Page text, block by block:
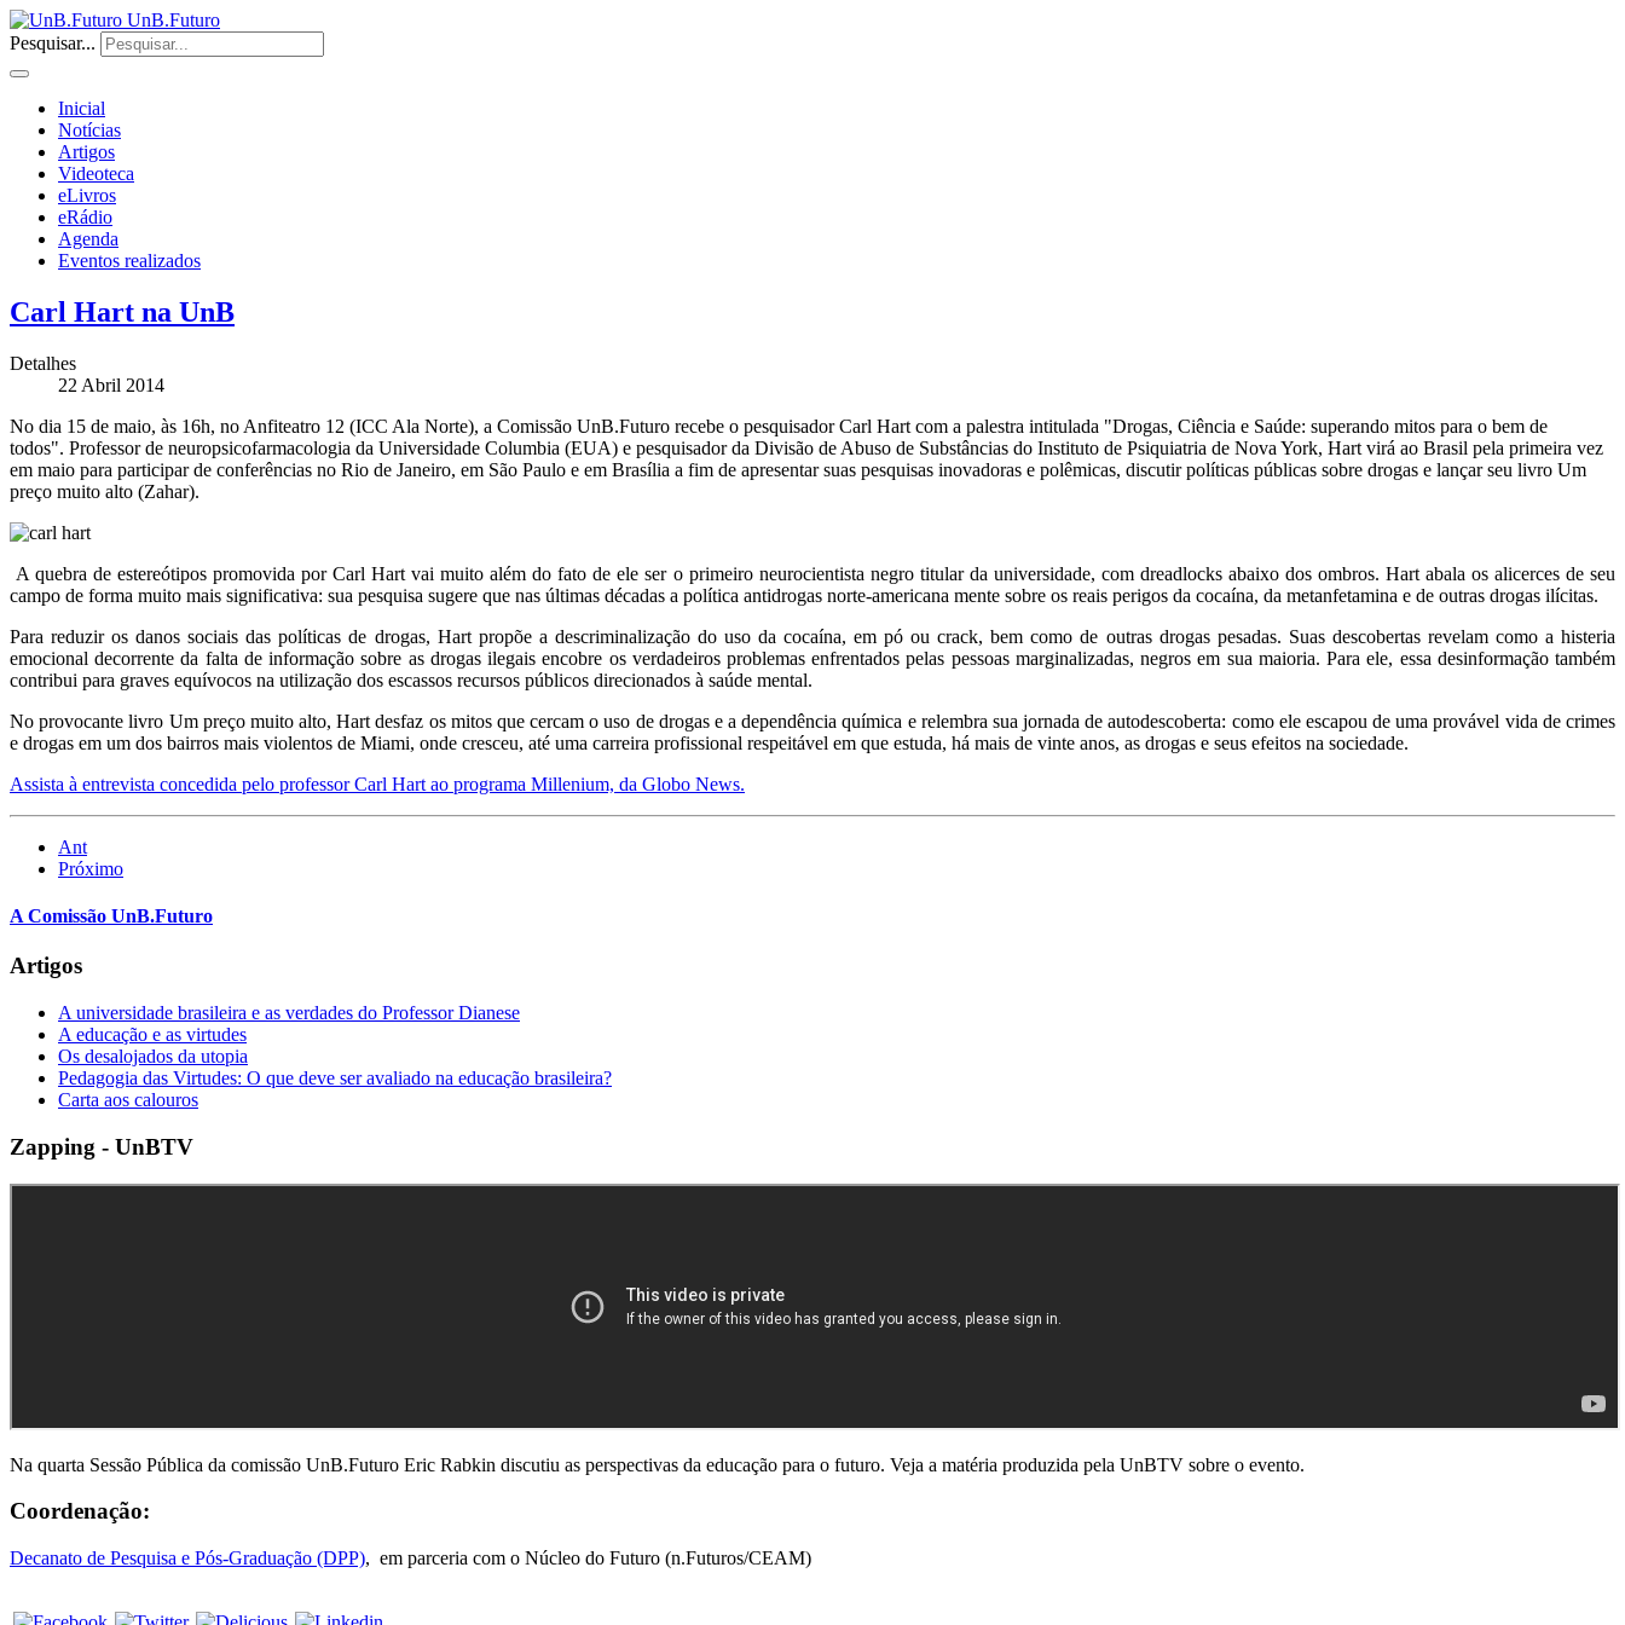
UnB.Futuro
Pesquisar...
Inicial
Notícias
Artigos
Videoteca
eLivros
eRádio
Agenda
Eventos realizados
Carl Hart na UnB
Detalhes
22 Abril 2014
No dia 15 de maio, às 16h, no Anfiteatro 12 (ICC Ala Norte), a Comissão UnB.Futuro recebe o pesquisador Carl Hart com a palestra intitulada "Drogas, Ciência e Saúde: superando mitos para o bem de
todos". Professor de neuropsicofarmacologia da Universidade Columbia (EUA) e pesquisador da Divisão de Abuso de Substâncias do Instituto de Psiquiatria de Nova York, Hart virá ao Brasil pela primeira vez
em maio para participar de conferências no Rio de Janeiro, em São Paulo e em Brasília a fim de apresentar suas pesquisas inovadoras e polêmicas, discutir políticas públicas sobre drogas e lançar seu livro Um
preço muito alto (Zahar).
A quebra de estereótipos promovida por Carl Hart vai muito além do fato de ele ser o primeiro neurocientista negro titular da universidade, com dreadlocks abaixo dos ombros. Hart abala os alicerces de seu
campo de forma muito mais significativa: sua pesquisa sugere que nas últimas décadas a política antidrogas norte-americana mente sobre os reais perigos da cocaína, da metanfetamina e de outras drogas ilícitas.
Para reduzir os danos sociais das políticas de drogas, Hart propõe a descriminalização do uso da cocaína, em pó ou crack, bem como de outras drogas pesadas. Suas descobertas revelam como a histeria
emocional decorrente da falta de informação sobre as drogas ilegais encobre os verdadeiros problemas enfrentados pelas pessoas marginalizadas, negros em sua maioria. Para ele, essa desinformação também
contribui para graves equívocos na utilização dos escassos recursos públicos direcionados à saúde mental.
No provocante livro Um preço muito alto, Hart desfaz os mitos que cercam o uso de drogas e a dependência química e relembra sua jornada de autodescoberta: como ele escapou de uma provável vida de crimes
e drogas em um dos bairros mais violentos de Miami, onde cresceu, até uma carreira profissional respeitável em que estuda, há mais de vinte anos, as drogas e seus efeitos na sociedade.
Assista à entrevista concedida pelo professor Carl Hart ao programa Millenium, da Globo News.
Ant
Próximo
A Comissão UnB.Futuro
Artigos
A universidade brasileira e as verdades do Professor Dianese
A educação e as virtudes
Os desalojados da utopia
Pedagogia das Virtudes: O que deve ser avaliado na educação brasileira?
Carta aos calouros
Zapping - UnBTV
Na quarta Sessão Pública da comissão UnB.Futuro Eric Rabkin discutiu as perspectivas da educação para o futuro. Veja a matéria produzida pela UnBTV sobre o evento.
Coordenação:
Decanato de Pesquisa e Pós-Graduação (DPP), em parceria com o Núcleo do Futuro (n.Futuros/CEAM)